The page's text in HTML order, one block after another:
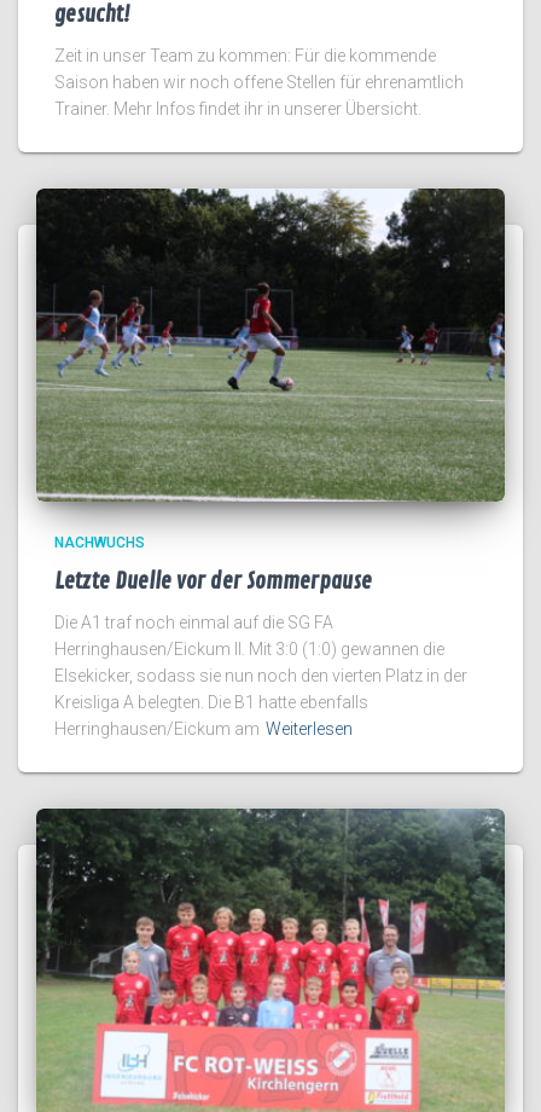
gesucht!
Zeit in unser Team zu kommen: Für die kommende
Saison haben wir noch offene Stellen für ehrenamtlich
Trainer. Mehr Infos findet ihr in unserer Übersicht.
NACHWUCHS
Letzte Duelle vor der Sommerpause
Die A1 traf noch einmal auf die SG FA
Herringhausen/Eickum II. Mit 3:0 (1:0) gewannen die
Elsekicker, sodass sie nun noch den vierten Platz in der
Kreisliga A belegten. Die B1 hatte ebenfalls
Herringhausen/Eickum am Weiterlesen